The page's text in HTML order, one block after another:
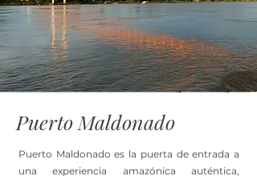
Puerto Maldonado
Puerto Maldonado es la puerta de entrada a
una experiencia amazónica auténtica,